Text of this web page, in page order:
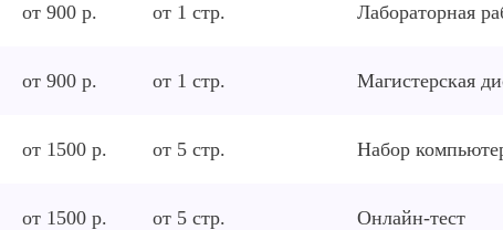
от 900 р. от 1 стр. Лабораторная
от 900 р. от 1 стр. Магистерская
от 1500 р. от 5стр. Набор
от 1500 р. от 5стр. Онлайн-тест